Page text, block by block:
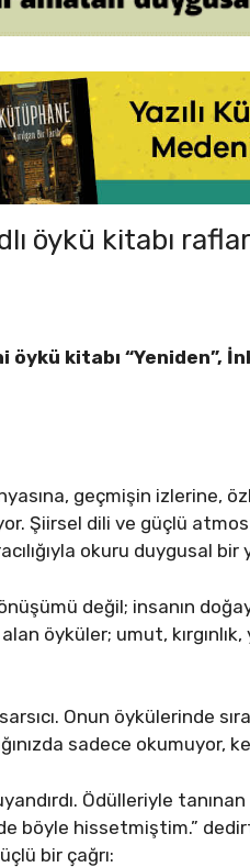
öykü kitabı
öykü kitabı “Yeniden”,
geçmişin izlerine,
Şiirsel dili ve güçlü
okuru duygusal bir
değil; insanın
öyküler; umut,
Onun öykülerinde
sadece okumuyor,
Ödülleriyle
böyle hissetmiştim.”
bir çağrı: